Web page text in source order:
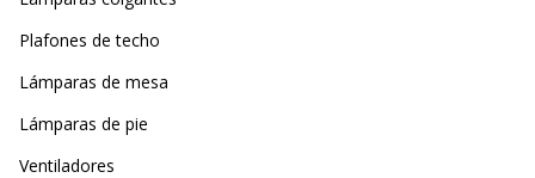
Plafones de techo
Lámparas de mesa
Lámparas de pie
Ventiladores